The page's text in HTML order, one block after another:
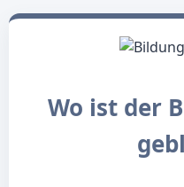
Wo ist der